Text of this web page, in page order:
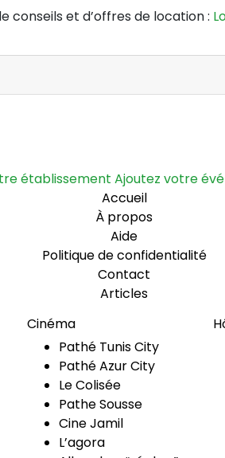
conseils et d’offres de location :
établissement Ajoutez votre
Accueil
À propos
Aide
Politique de confidentialité
Contact
Articles
Cinéma
Pathé Tunis City
Pathé Azur City
Le Colisée
Pathe Sousse
Cine Jamil
L’agora